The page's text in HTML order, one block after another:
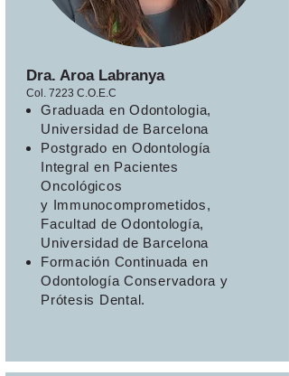
Dra. Aroa Labranya
Col. 7223 C.O.E.C
Graduada en Odontologia,
Universidad de Barcelona
Postgrado en Odontología
Integral en Pacientes
Oncológicos
y Immunocomprometidos,
Facultad de Odontología,
Universidad de Barcelona
Formación Continuada en
Odontología Conservadora y
Prótesis Dental.